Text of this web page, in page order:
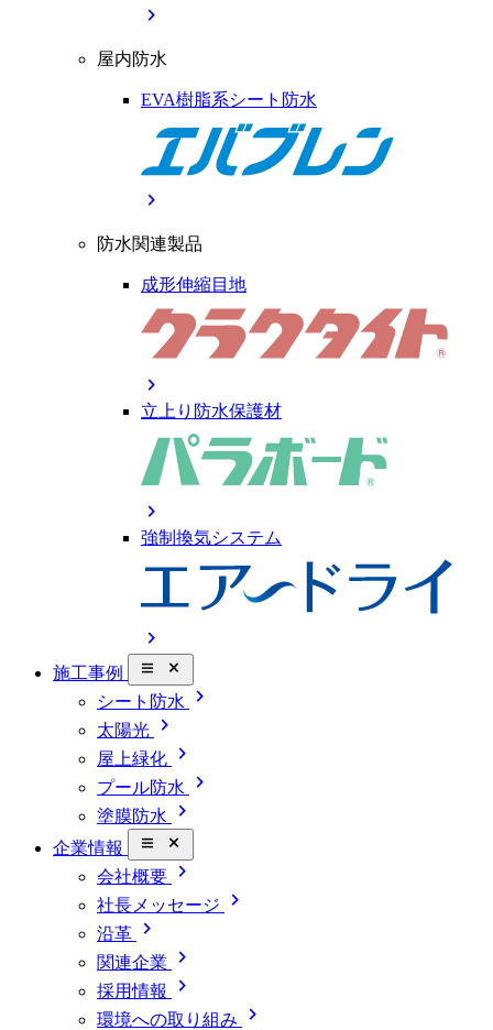
chevron_right
屋内防水
EVA樹脂系シート防水
chevron_right
防水関連製品
成形伸縮目地
chevron_right
立上り防水保護材
chevron_right
強制換気システム
chevron_right
施工事例 close_small
シート防水 chevron_right
太陽光 chevron_right
屋上緑化 chevron_right
プール防水 chevron_right
塗膜防水 chevron_right
企業情報 close_small
会社概要 chevron_right
社長メッセージ chevron_right
沿革 chevron_right
関連企業 chevron_right
採用情報 chevron_right
環境への取り組み chevron_right